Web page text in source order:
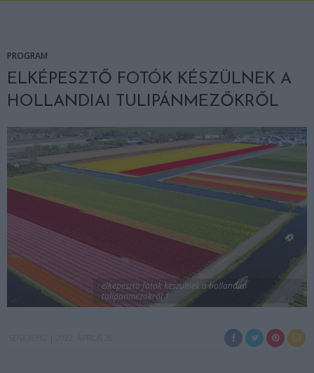
PROGRAM
ELKÉPESZTŐ FOTÓK KÉSZÜLNEK A
HOLLANDIAI TULIPÁNMEZŐKRŐL
elkepeszto fotok keszulnek a hollandiai
tulipanmezokrol 1